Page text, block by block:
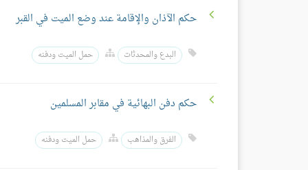
حكم الآذان والإقامة عند وضع الميت في القبر
البدع والمحدثات حمل الميت ودفنه
حكم دفن البهائية في مقابر المسلمين
الفرق والمذاهب حمل الميت ودفنه